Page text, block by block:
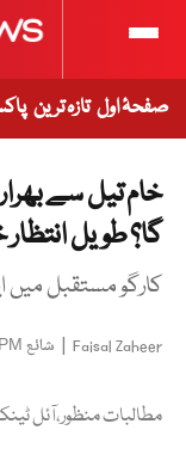
صفحۂ اول تازہ ترین
خام تیل سے
گا؟ طویل
کارگو مستقبل میں
Faisal Zaheer
| شائع
مطالبات منظور،آئل